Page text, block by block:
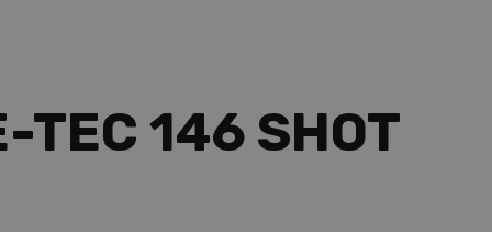
TEC 146 SHOT